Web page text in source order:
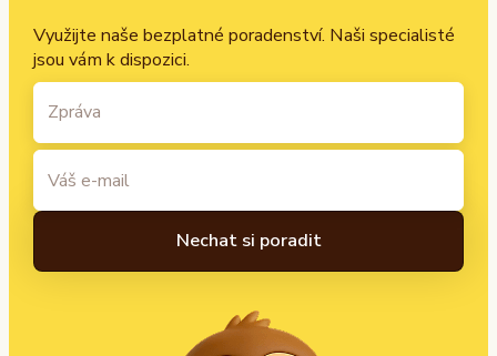
Využijte naše bezplatné poradenství. Naši specialisté
jsou vám k dispozici.